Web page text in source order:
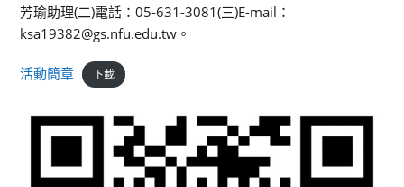
芳瑜助理(二)電話：05-631-3081(三)E-mail：
ksa19382@gs.nfu.edu.tw。
活動簡章 下載